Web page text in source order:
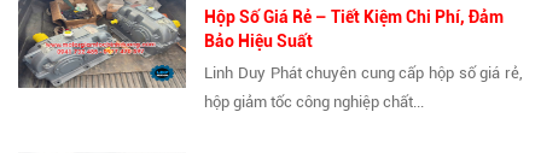
Hộp Số Giá Rẻ – Tiết Kiệm Chi Phí, Đảm
Bảo Hiệu Suất
Linh Duy Phát chuyên cung cấp hộp số giá rẻ,
hộp giảm tốc công nghiệp chất...